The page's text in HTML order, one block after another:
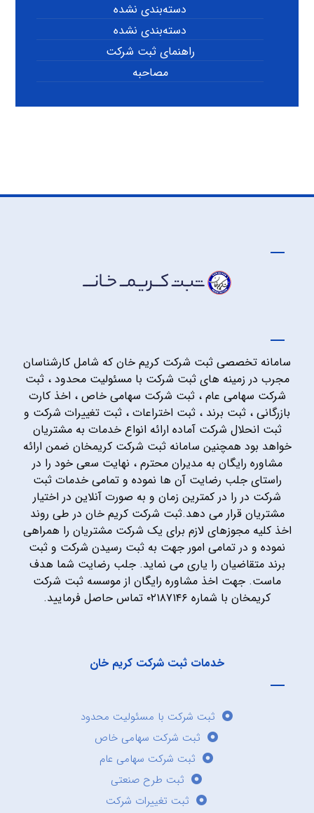
دسته‌بندی نشده
دسته‌بندی نشده
راهنمای ثبت شرکت
مصاحبه
سامانه تخصصی ثبت شرکت کریم خان که شامل کارشناسان
مجرب در زمینه های ثبت شرکت با مسئولیت محدود ، ثبت
شرکت سهامی عام ، ثبت شرکت سهامی خاص ، اخذ کارت
بازرگانی ، ثبت برند ، ثبت اختراعات ، ثبت تغییرات شرکت و
ثبت انحلال شرکت آماده ارائه انواع خدمات به مشتریان
خواهد بود همچنین سامانه ثبت شرکت کریمخان ضمن ارائه
مشاوره رایگان به مدیران محترم ، نهایت سعی خود را در
راستای جلب رضایت آن ها نموده و تمامی خدمات ثبت
شرکت در را در کمترین زمان و به صورت آنلاین در اختیار
مشتریان قرار می دهد.ثبت شرکت کریم خان در طی روند
اخذ کلیه مجوزهای لازم برای یک شرکت مشتریان را همراهی
نموده و در تمامی امور جهت به ثبت رسیدن شرکت و ثبت
برند متقاضیان را یاری می نماید. جلب رضایت شما هدف
ماست. جهت اخذ مشاوره رایگان از موسسه ثبت شرکت
کریمخان با شماره ۰۲۱۸۷۱۴۶ تماس حاصل فرمایید.
خدمات ثبت شرکت کریم خان
ثبت شرکت با مسئولیت محدود
ثبت شرکت سهامی خاص
ثبت شرکت سهامی عام
ثبت طرح صنعتی
ثبت تغییرات شرکت